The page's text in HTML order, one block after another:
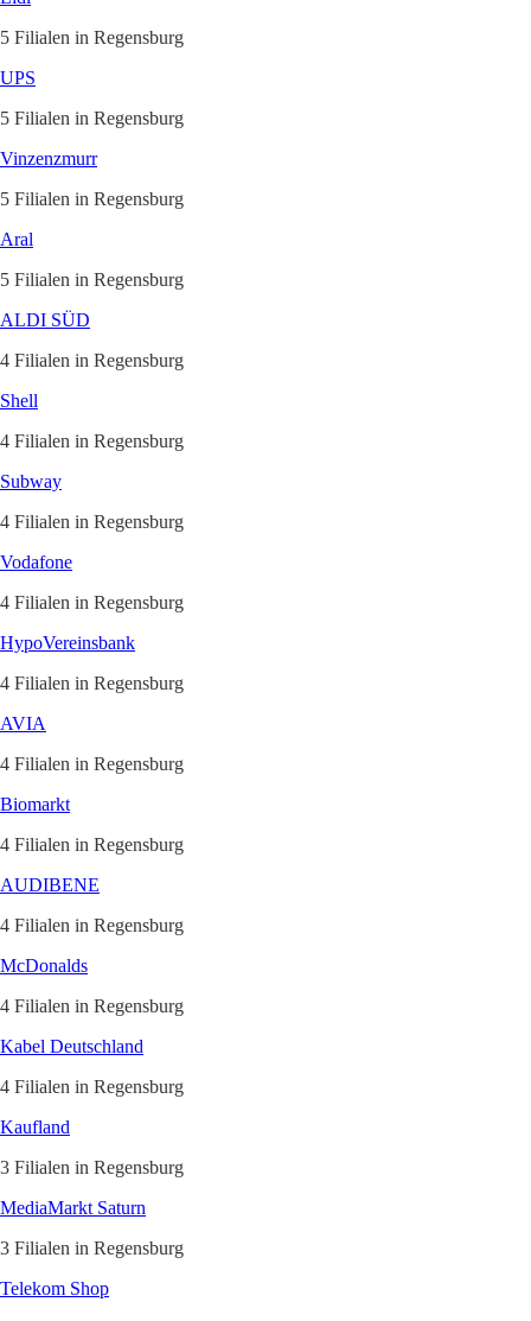
5 Filialen in Regensburg
UPS
5 Filialen in Regensburg
Vinzenzmurr
5 Filialen in Regensburg
Aral
5 Filialen in Regensburg
ALDI SÜD
4 Filialen in Regensburg
Shell
4 Filialen in Regensburg
Subway
4 Filialen in Regensburg
Vodafone
4 Filialen in Regensburg
HypoVereinsbank
4 Filialen in Regensburg
AVIA
4 Filialen in Regensburg
Biomarkt
4 Filialen in Regensburg
AUDIBENE
4 Filialen in Regensburg
McDonalds
4 Filialen in Regensburg
Kabel Deutschland
4 Filialen in Regensburg
Kaufland
3 Filialen in Regensburg
MediaMarkt Saturn
3 Filialen in Regensburg
Telekom Shop